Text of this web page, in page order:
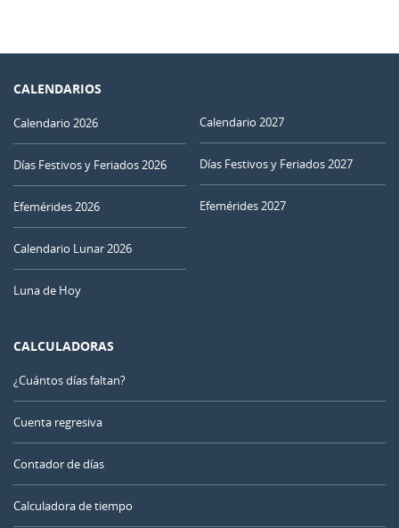
CALENDARIOS
Calendario 2026
Días Festivos y Feriados 2026
Efemérides 2026
Calendario Lunar 2026
Luna de Hoy
Calendario 2027
Días Festivos y Feriados 2027
Efemérides 2027
CALCULADORAS
¿Cuántos días faltan?
Cuenta regresiva
Contador de días
Calculadora de tiempo